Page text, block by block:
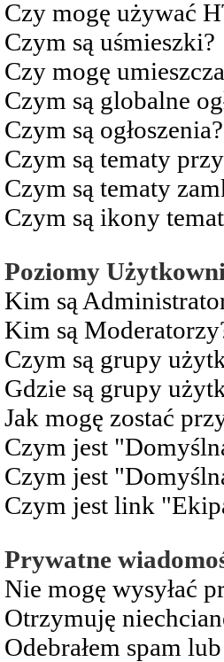
Czy mogę używać
Czym są uśmieszki?
Czy mogę
Czym są globalne
Czym są ogłoszenia?
Czym są tematy
Czym są tematy
Czym są ikony
Poziomy
Kim są
Kim są
Czym są grupy
Gdzie są grupy
Jak mogę zostać
Czym jest
Czym jest
Czym jest link
Prywatne
Nie mogę wysyłać
Otrzymuję
Odebrałem spam